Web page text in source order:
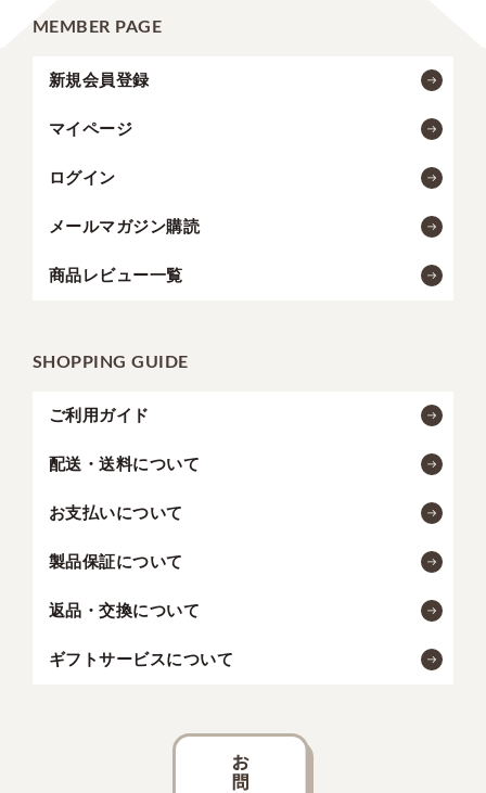
MEMBER PAGE
新規会員登録
マイページ
ログイン
メールマガジン購読
商品レビュー一覧
SHOPPING GUIDE
ご利用ガイド
配送・送料について
お支払いについて
製品保証について
返品・交換について
ギフトサービスについて